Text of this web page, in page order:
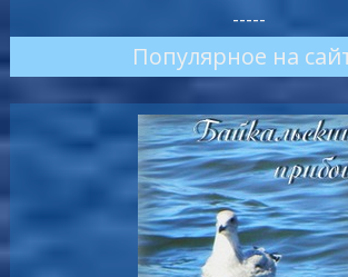
-----
Популярное на